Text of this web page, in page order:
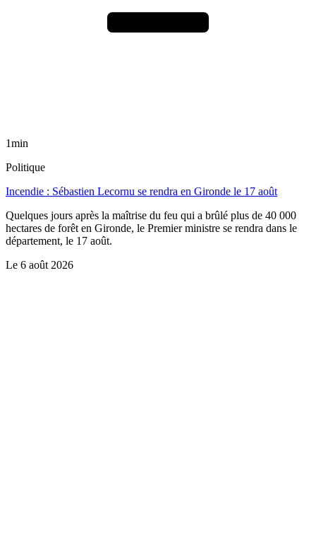
1min
Politique
Incendie : Sébastien Lecornu se rendra en Gironde le 17 août
Quelques jours après la maîtrise du feu qui a brûlé plus de 40 000
hectares de forêt en Gironde, le Premier ministre se rendra dans le
département, le 17 août.
Le 6 août 2026